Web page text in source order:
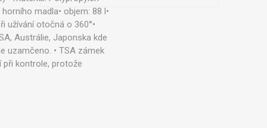
madla• objem: 88 l•
užívání otočná o 360°•
Austrálie, Japonska kde
uzamčeno. • TSA zámek
při kontrole, protože